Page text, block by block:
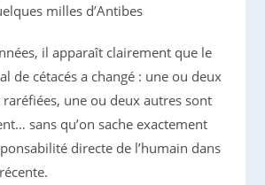
milles d’Antibes
il apparaît clairement que le
de cétacés a changé : une ou deux
raréfiées, une ou deux autres sont
sans qu’on sache exactement
directe de l’humain dans